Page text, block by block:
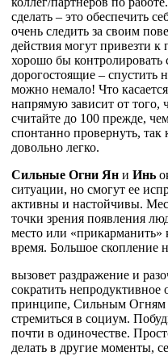
сделать – это обеспечить
очень следить за своим
действия могут привезти к
хорошо бы контролировать
дорогостоящие – спустить
можно немало! Что касается
напрямую зависит от того,
считайте до 100 прежде,
спонтанно провернуть, так
довольно легко.
Сильные Огни Ян и Инь
ситуации, но смогут ее
активны и настойчивы.
точки зрения появления
место или «прикарманить»
время. Большое скопление
вызовет раздражение и
сократить
принципе, Сильным Огням
стремиться в социум.
почти в одиночестве.
делать в другие моменты,